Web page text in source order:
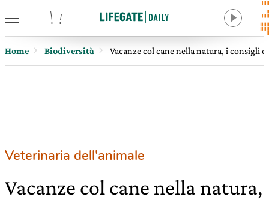
Home Biodiversità Vacanze col cane nella natura, i consigli
Veterinaria dell'animale
Vacanze col cane nella natura,